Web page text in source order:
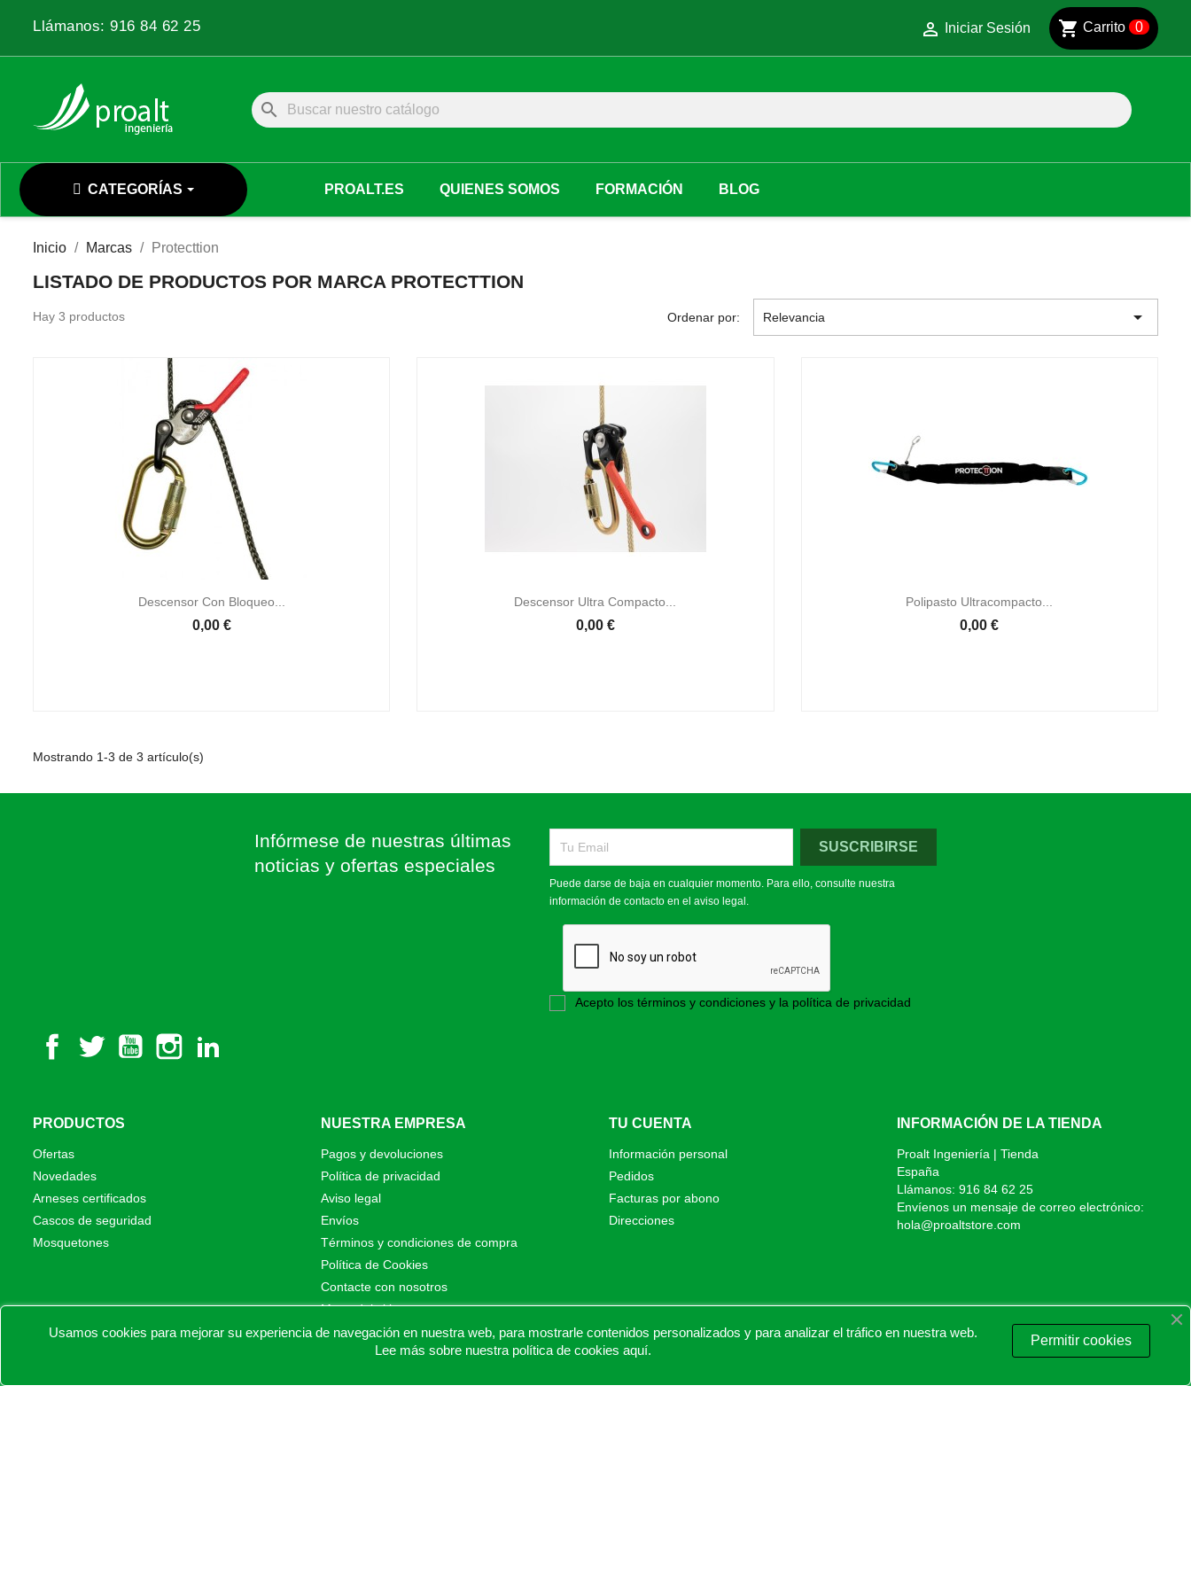
Llámanos:916 84 62 25  Iniciar Sesión shopping_cart Carrito 0
search
CATEGORÍAS PROALT.ES QUIENES SOMOS FORMACIÓN BLOG
Inicio Marcas Protecttion
LISTADO DE PRODUCTOS POR MARCA PROTECTTION
Hay 3 productos Ordenar por: Relevancia 
Vista rápida
Descensor Con Bloqueo...
0,00 €
Vista rápida
Descensor Ultra Compacto...
0,00 €
Vista rápida
Polipasto Ultracompacto...
0,00 €
Mostrando 1-3 de 3 artículo(s)
Infórmese de nuestras últimas
noticias y ofertas especiales
Puede darse de baja en cualquier momento. Para ello, consulte nuestra
información de contacto en el aviso legal.
Acepto los términos y condiciones y la política de privacidad
Facebook
Twitter YouTubeInstagram
PRODUCTOS
Ofertas
Novedades
Arneses certificados
Cascos de seguridad
Mosquetones
NUESTRA EMPRESA
Pagos y devoluciones
Política de privacidad
Aviso legal
Envíos
Términos y condiciones de compra
Política de Cookies
Contacte con nosotros
Mapa del sitio
Tiendas físicas de Proalt Ingeniería
TU CUENTA
Información personal
Pedidos
Facturas por abono
Direcciones
INFORMACIÓN DE LA TIENDA
Proalt Ingeniería | Tienda
España
Llámanos: 916 84 62 25
Envíenos un mensaje de correo electrónico:
hola@proaltstore.com
© 2026 - Proaltstore.com - Todos los derechos reservados.
Usamos cookies para mejorar su experiencia de navegación en nuestra web, para mostrarle contenidos personalizados y para analizar el tráfico en nuestra web.
Lee más sobre nuestra política de cookies aquí.
Permitir cookies